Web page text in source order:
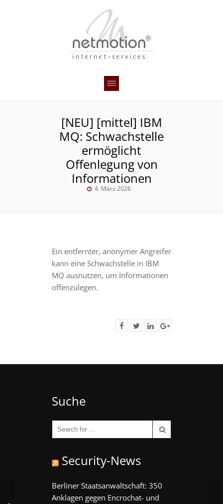
[NEU] [mittel] IBM
MQ: Schwachstelle
ermöglicht
Offenlegung von
Informationen
4. März 2026
Ein entfernter, anonymer Angreifer
kann eine Schwachstelle in IBM
MQ ausnutzen, um Informationen
offenzulegen.
Suche
Security-News
Berliner Staatsanwaltschaft: 350
Anklagen gegen Encrochat- und